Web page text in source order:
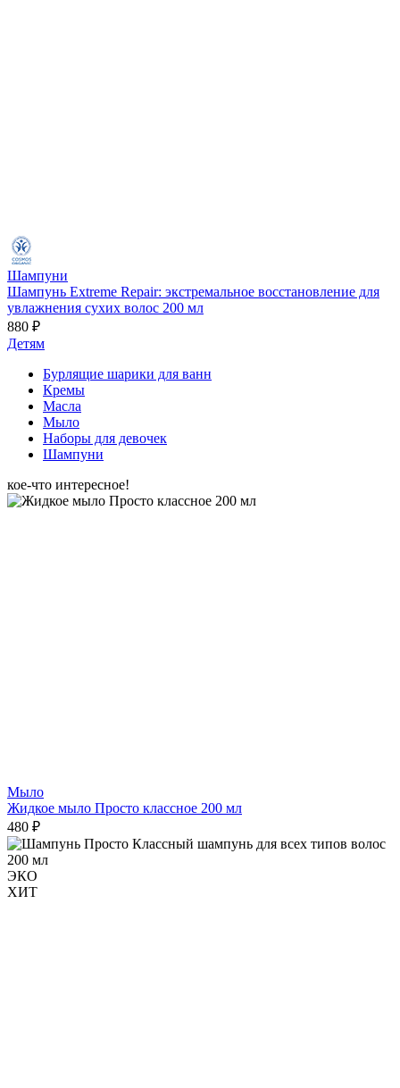
Шампуни
Шампунь Extreme Repair: экстремальное восстановление для
увлажнения сухих волос 200 мл
880 ₽
Детям
Бурлящие шарики для ванн
Кремы
Масла
Мыло
Наборы для девочек
Шампуни
кое-что интересное!
Мыло
Жидкое мыло Просто классное 200 мл
480 ₽
ЭКО
ХИТ